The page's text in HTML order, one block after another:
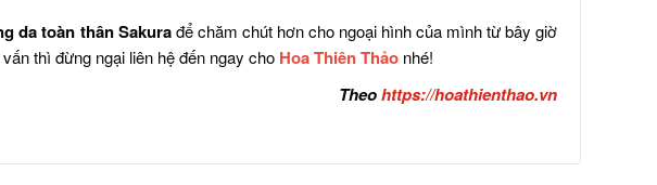
da toàn thân Sakurađể chăm chút hơn cho ngoại hình của mình từ bây giờ
thì đừng ngại liên hệ đến ngay cho Hoa Thiên Thảo nhé!
Theohttps://hoathienthao.vn